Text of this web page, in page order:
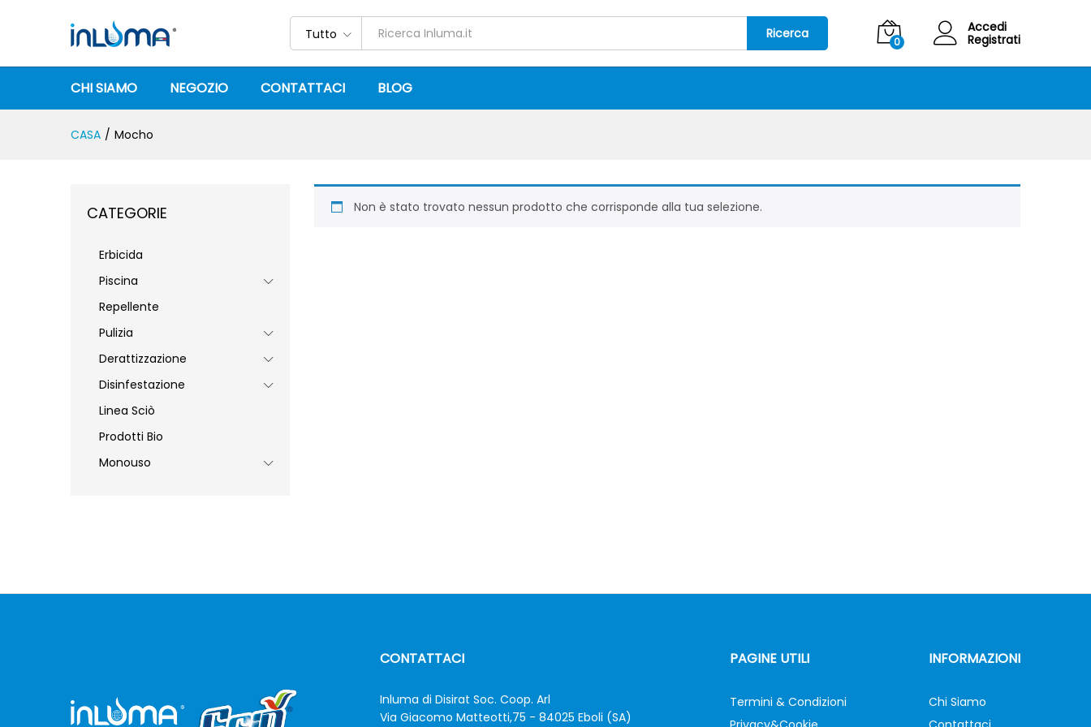
Tutto Ricerca
0
Accedi
Registrati
CHI SIAMO NEGOZIO CONTATTACI BLOG
CASA / Mocho
Non è stato trovato nessun prodotto che corrisponde alla tua selezione.
CATEGORIE
Erbicida
Piscina
Repellente
Pulizia
Derattizzazione
Disinfestazione
Linea Sciò
Prodotti Bio
Monouso
CONTATTACI
Inluma di Disirat Soc. Coop. Arl
Via Giacomo Matteotti,75 - 84025 Eboli (SA)
PAGINE UTILI
Termini & Condizioni
INFORMAZIONI
Chi Siamo